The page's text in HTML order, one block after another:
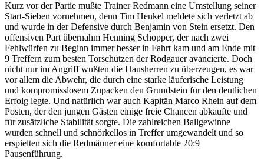
Kurz vor der Partie mußte Trainer Redmann eine Umstellung seiner
Start-Sieben vornehmen, denn Tim Henkel meldete sich verletzt ab
und wurde in der Defensive durch Benjamin von Stein ersetzt. Den
offensiven Part übernahm Henning Schopper, der nach zwei
Fehlwürfen zu Beginn immer besser in Fahrt kam und am Ende mit
9 Treffern zum besten Torschützen der Rodgauer avancierte. Doch
nicht nur im Angriff wußten die Hausherren zu überzeugen, es war
vor allem die Abwehr, die durch eine starke läuferische Leistung
und kompromisslosem Zupacken den Grundstein für den deutlichen
Erfolg legte. Und natürlich war auch Kapitän Marco Rhein auf dem
Posten, der den jungen Gästen einige freie Chancen abkaufte und
für zusätzliche Stabilität sorgte. Die zahlreichen Ballgewinne
wurden schnell und schnörkellos in Treffer umgewandelt und so
erspielten sich die Redmänner eine komfortable 20:9
Pausenführung.